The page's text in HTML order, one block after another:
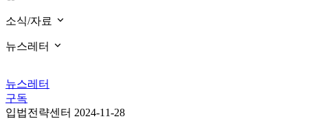
소식/자료
뉴스레터
뉴스레터
구독
입법전략센터 2024-11-28